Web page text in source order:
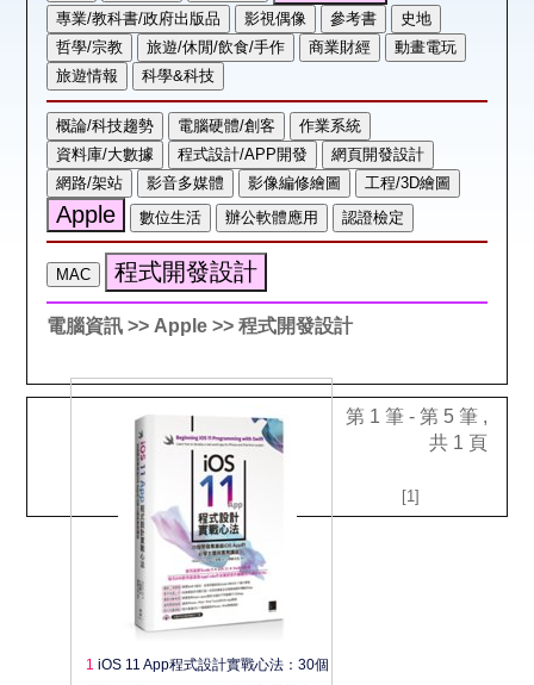
申請表單
空間借用
熱門借閱
個人借閱
電腦資訊>> Apple>> 程式開發設計
1 iOS 11 App程式設計實戰心法：30個
第 1 筆 - 第 5 筆 ,
共 1 頁
[1]